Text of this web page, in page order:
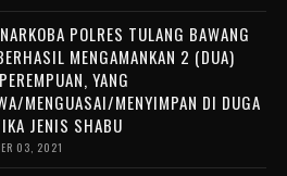
POLRES TULANG BAWANG
MENGAMANKAN 2 (DUA)
YANG
MENGUASAI/MENYIMPAN DI DUGA
JENIS SHABU
03, 2021